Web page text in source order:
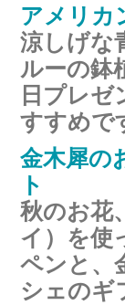
アメリカ
涼しげな
ルーの鉢
日プレゼ
すすめで
金木犀の
ト
秋のお花
イ）を使
ペンと、
シェの